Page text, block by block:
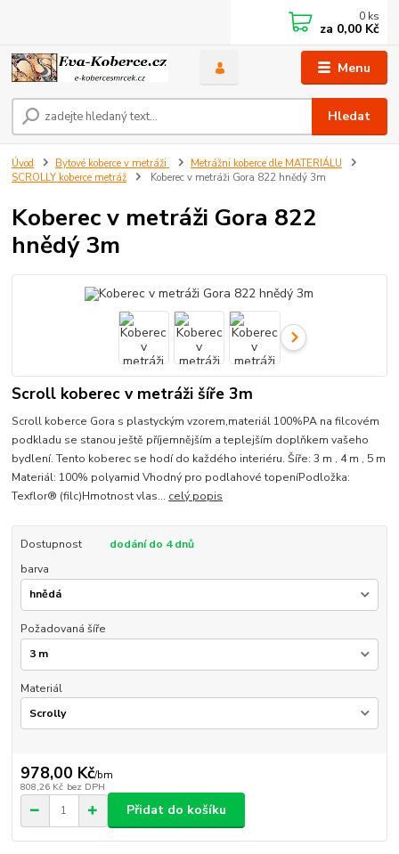
Menu
Hledat
0 ks
za 0,00 Kč
Úvod Bytové koberce v metráži
Metrážni koberce dle MATERIÁLU
SCROLLY koberce metráž
Koberec v metráži Gora 822 hnědý 3m
Koberec v metráži Gora 822
hnědý 3m
Scroll koberec v metráži šíře 3m
Scroll koberce Gora s plastyckým vzorem,materiál 100%PA na filcovém
podkladu se stanou ještě příjemnějším a teplejším doplňkem vašeho
bydlení. Tento koberec se hodí do každého interiéru. Šíře: 3 m , 4 m , 5 m
Materiál: 100% polyamid Vhodný pro podlahové topeníPodložka:
Texflor® (filc)Hmotnost vlas... celý popis
Dostupnost
dodání do 4 dnů
barva
Požadovaná šíře
Materiál
978,00 Kč/bm
808,26 Kč bez DPH
Přidat do košíku